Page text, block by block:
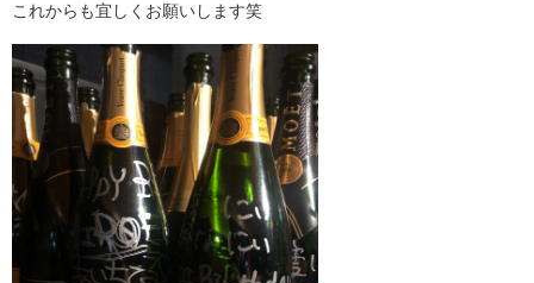
これからも宜しくお願いします笑